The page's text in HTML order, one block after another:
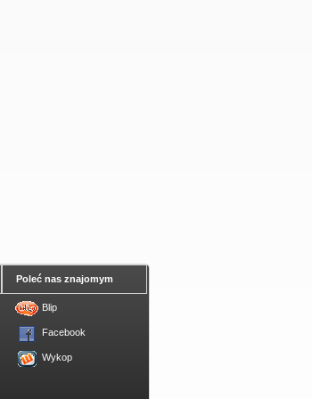
Poleć nas znajomym
Blip
Facebook
Wykop